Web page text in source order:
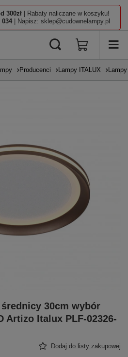
300zł | Rabaty naliczane w koszyku!
034 | Napisz: sklep@cudownelampy.pl
Producenci Lampy ITALUX
30cm wybór
Artizo Italux PLF-02326-
Dodaj do listy zakupowej